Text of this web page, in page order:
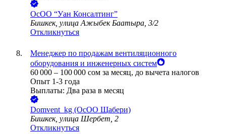
ОсОО “Уан Консалтинг”
Бишкек, улица Ажыбек Баатыра, 3/2
Откликнуться
Менеджер по продажам вентиляционного
оборудования и инженерных систем
60 000 – 100 000 сом за месяц, до вычета налогов
Опыт 1-3 года
Выплаты: Два раза в месяц
Domvent_kg (ОсОО Щабери)
Бишкек, улица Шербет, 2
Откликнуться